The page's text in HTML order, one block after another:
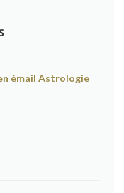
émail Astrologie